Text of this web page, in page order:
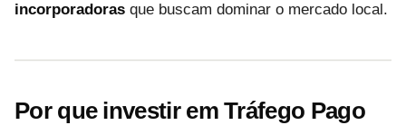
incorporadoras que buscam dominar o mercado local.
Por que investir em Tráfego Pago